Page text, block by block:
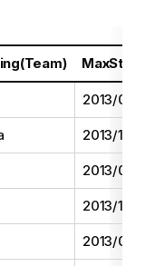
2013/08/01
2013/11/01
2013/07/01
2013/10/01
2013/09/01